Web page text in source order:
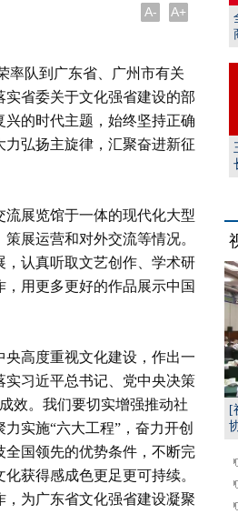
A- A+
率队到广东省、广州市有关
省委关于文化强省建设的部
的时代主题，始终坚持正确
弘扬主旋律，汇聚奋进新征
展览馆于一体的现代化大型
展运营和对外交流等情况。
认真听取文艺创作、学术研
用更多更好的作品展示中国
高度重视文化建设，作出一
习近平总书记、党中央决策
效。我们要切实增强推动社
实施“六大工程”，奋力开创
国领先的优势条件，不断完
获得感成色更足更可持续。
为广东省文化强省建设凝聚
[